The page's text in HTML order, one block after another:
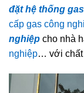
đặt hệ thống
cấp gas công
nghiệp cho nhà
nghiệp… với chất